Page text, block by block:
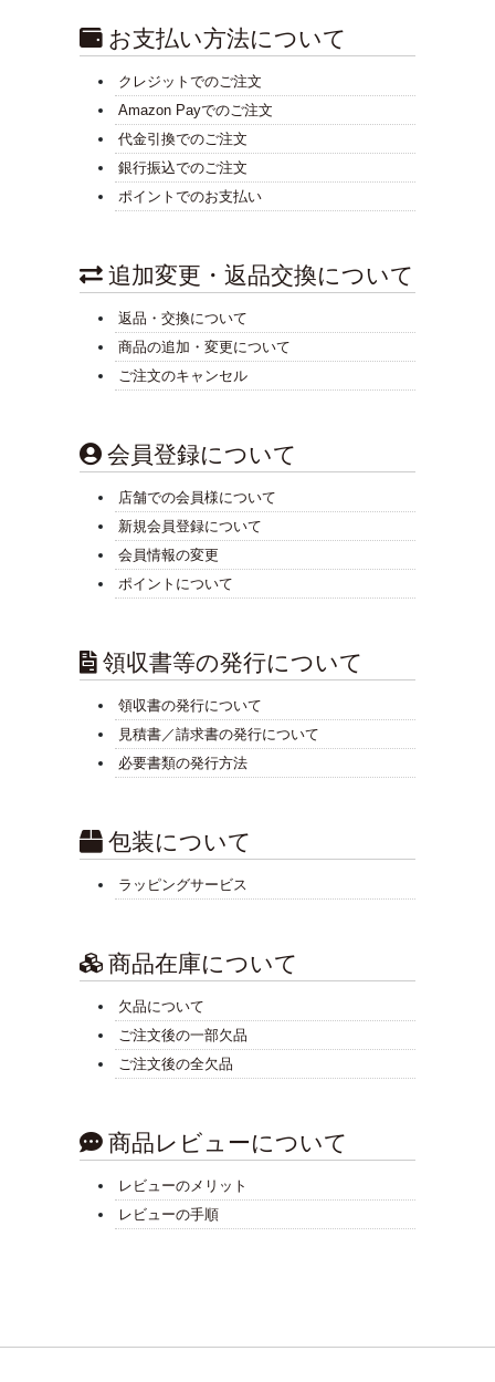
お支払い方法について
クレジットでのご注文
Amazon Payでのご注文
代金引換でのご注文
銀行振込でのご注文
ポイントでのお支払い
追加変更・返品交換について
返品・交換について
商品の追加・変更について
ご注文のキャンセル
会員登録について
店舗での会員様について
新規会員登録について
会員情報の変更
ポイントについて
領収書等の発行について
領収書の発行について
見積書／請求書の発行について
必要書類の発行方法
包装について
ラッピングサービス
商品在庫について
欠品について
ご注文後の一部欠品
ご注文後の全欠品
商品レビューについて
レビューのメリット
レビューの手順